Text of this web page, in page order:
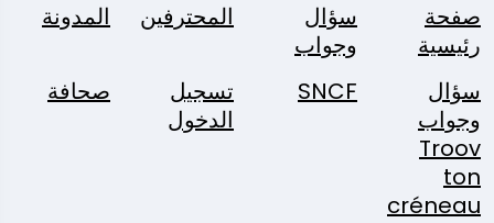
صفحة
رئيسية
سؤال
وجواب
المحترفين المدونة
سؤال
وجواب
Troov
ton
créneau
SNCF
تسجيل
الدخول
صحافة